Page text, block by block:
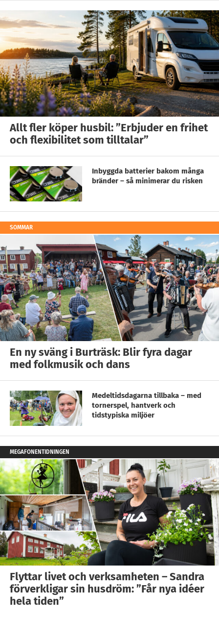
Allt fler köper husbil: ”Erbjuder en frihet
och flexibilitet som tilltalar”
Inbyggda batterier bakom många
bränder – så minimerar du risken
SOMMAR
En ny sväng i Burträsk: Blir fyra dagar
med folkmusik och dans
Medeltidsdagarna tillbaka – med
tornerspel, hantverk och
tidstypiska miljöer
MEGAFONENTIDNINGEN
Flyttar livet och verksamheten – Sandra
förverkligar sin husdröm: ”Får nya idéer
hela tiden”